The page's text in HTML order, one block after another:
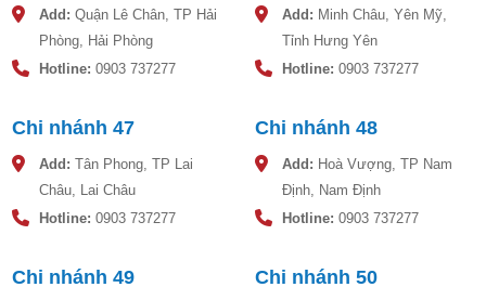
Add: Quận Lê Chân, TP Hải
Phòng, Hải Phòng
Hotline: 0903 737277
Add: Minh Châu, Yên Mỹ,
Tỉnh Hưng Yên
Hotline: 0903 737277
Chi nhánh 47
Add: Tân Phong, TP Lai
Châu, Lai Châu
Hotline: 0903 737277
Chi nhánh 48
Add: Hoà Vượng, TP Nam
Định, Nam Định
Hotline: 0903 737277
Chi nhánh 49 Chi nhánh 50